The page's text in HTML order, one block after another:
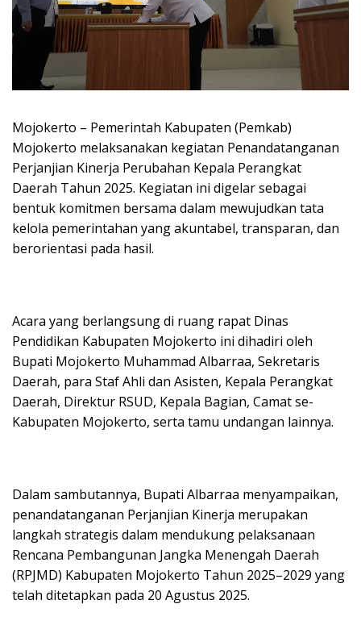
Mojokerto – Pemerintah Kabupaten (Pemkab)
Mojokerto melaksanakan kegiatan Penandatanganan
Perjanjian Kinerja Perubahan Kepala Perangkat
Daerah Tahun 2025. Kegiatan ini digelar sebagai
bentuk komitmen bersama dalam mewujudkan tata
kelola pemerintahan yang akuntabel, transparan, dan
berorientasi pada hasil.
Acara yang berlangsung di ruang rapat Dinas
Pendidikan Kabupaten Mojokerto ini dihadiri oleh
Bupati Mojokerto Muhammad Albarraa, Sekretaris
Daerah, para Staf Ahli dan Asisten, Kepala Perangkat
Daerah, Direktur RSUD, Kepala Bagian, Camat se-
Kabupaten Mojokerto, serta tamu undangan lainnya.
Dalam sambutannya, Bupati Albarraa menyampaikan,
penandatanganan Perjanjian Kinerja merupakan
langkah strategis dalam mendukung pelaksanaan
Rencana Pembangunan Jangka Menengah Daerah
(RPJMD) Kabupaten Mojokerto Tahun 2025–2029 yang
telah ditetapkan pada 20 Agustus 2025.